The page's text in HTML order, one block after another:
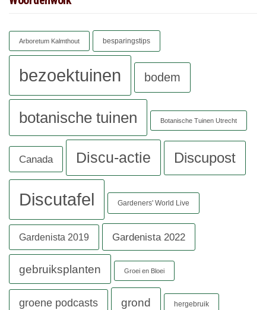
Arboretum Kalmthout besparingstips
bezoektuinen bodem
botanische tuinen Botanische Tuinen Utrecht
Canada Discu-actie Discupost
Discutafel Gardeners' World Live
Gardenista 2019 Gardenista 2022
gebruiksplanten Groei en Bloei
groene podcasts grond hergebruik